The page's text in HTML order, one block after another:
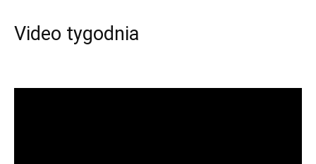
Video tygodnia